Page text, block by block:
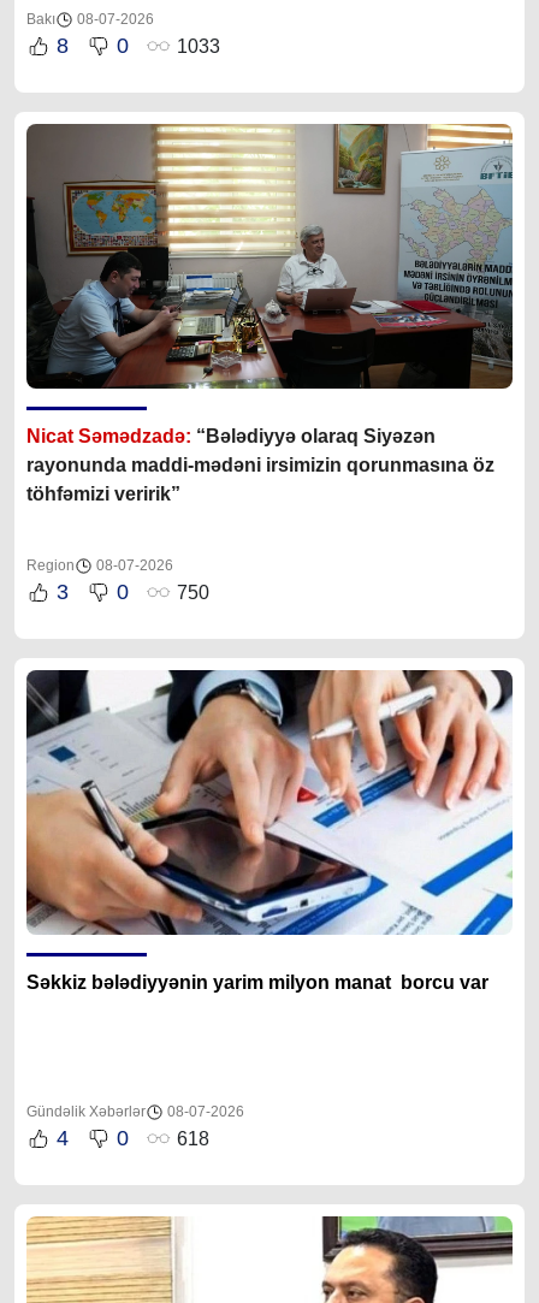
Bakı 08-07-2026
8 0 1033
Nicat Səmədzadə: “Bələdiyyə olaraq Siyəzən
rayonunda maddi-mədəni irsimizin qorunmasına öz
töhfəmizi veririk”
Region 08-07-2026
3 0 750
Səkkiz bələdiyyənin yarim milyon manat borcu var
Gündəlik Xəbərlər 08-07-2026
4 0 618